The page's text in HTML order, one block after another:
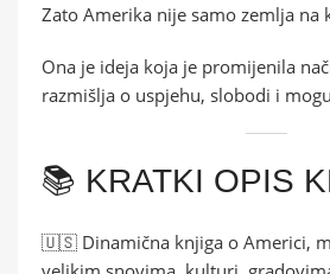
Zato Amerika nije samo zemlja na
Ona je ideja koja je promijenila
razmišlja o uspjehu, slobodi i
📚 KRATKI OPIS
🇺🇸 Dinamična knjiga o Americi,